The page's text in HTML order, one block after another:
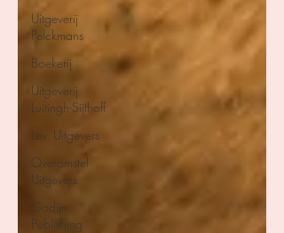
Uitgeverij
Pelckmans
Boekerij
Uitgeverij
Luitingh-Sijthoff
Lev. Uitgevers
Overamstel
Uitgevers
Godijn
Publishing